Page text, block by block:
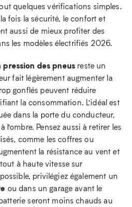
quelques vérifications simples.
fois la sécurité, le confort et
aussi de mieux profiter des
les modèles électrifiés 2026.
pression des pneus reste un
fait légèrement augmenter la
gonflés peuvent réduire
la consommation. L’idéal est
dans la porte du conducteur,
l’ombre. Pensez aussi à retirer les
comme les coffres ou
la résistance au vent et
à haute vitesse sur
privilégiez également un
ou dans un garage avant le
seront moins chauds au